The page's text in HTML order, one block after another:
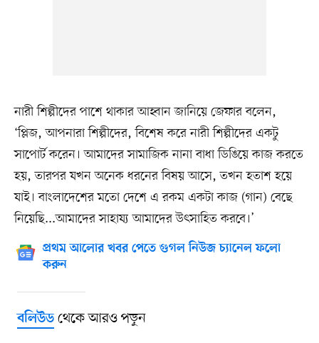
নারী শিল্পীদের পাশে থাকার আহ্বান জানিয়ে জেফার বলেন,
‘প্লিজ, আপনারা শিল্পীদের, বিশেষ করে নারী শিল্পীদের একটু
সাপোর্ট করেন। আমাদের সামাজিক নানা বাধা ডিঙিয়ে কাজ করতে
হয়, তারপর যখন অনেক ধরনের বিষয় আসে, তখন হতাশ হয়ে
যাই। বাংলাদেশের মতো দেশে এ রকম একটা কাজ (গান) বেছে
নিয়েছি...আমাদের সাহায্য আমাদের উৎসাহিত করবে।’
প্রথম আলোর খবর পেতে গুগল নিউজ চ্যানেল ফলো
করুন
বলিউডথেকে আরও পড়ুন